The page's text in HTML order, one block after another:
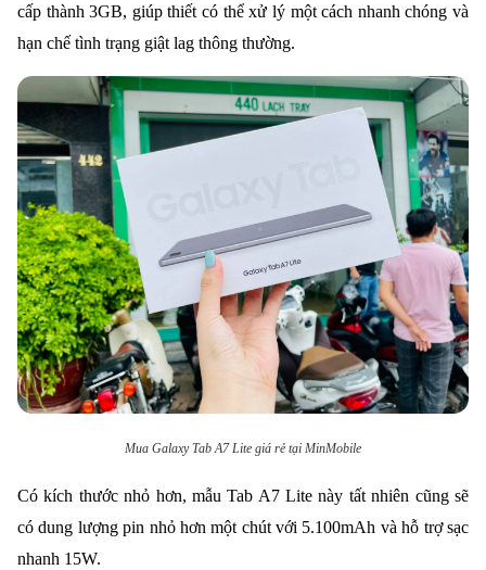
cấp thành 3GB, giúp thiết có thể xử lý một cách nhanh chóng và
hạn chế tình trạng giật lag thông thường.
Mua Galaxy Tab A7 Lite giá rẻ tại MinMobile
Có kích thước nhỏ hơn, mẫu Tab A7 Lite này tất nhiên cũng sẽ
có dung lượng pin nhỏ hơn một chút với 5.100mAh và hỗ trợ sạc
nhanh 15W.